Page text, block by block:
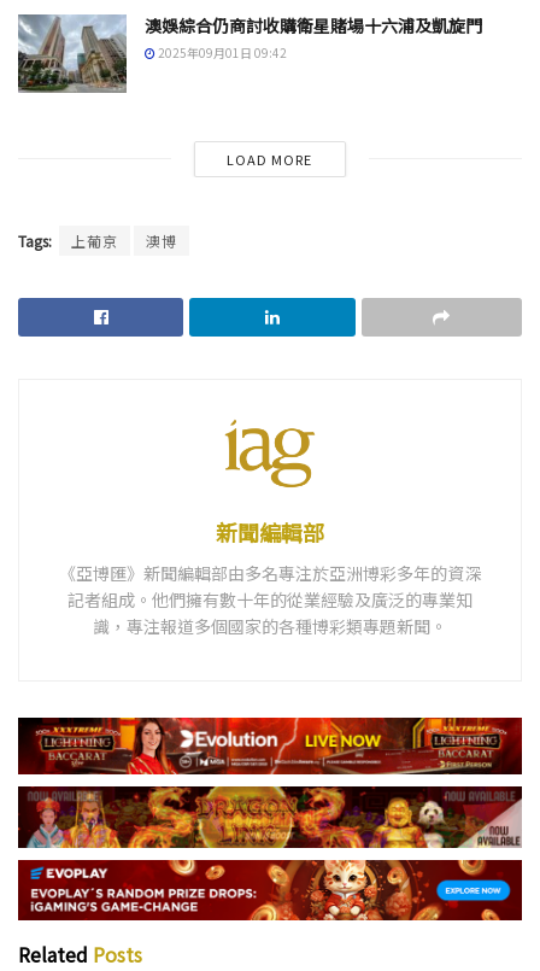
澳娛綜合仍商討收購衛星賭場十六浦及凱旋門
2025年09月01日 09:42
LOAD MORE
Tags: 上葡京 澳博
新聞編輯部
《亞博匯》新聞編輯部由多名專注於亞洲博彩多年的資深
記者組成。他們擁有數十年的從業經驗及廣泛的專業知
識，專注報道多個國家的各種博彩類專題新聞。
Related Posts